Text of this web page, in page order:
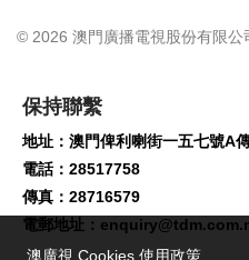
© 2026 澳門廣播電視股份有限公
保持聯繫
地址：澳門俾利喇街一五七號A
電話：28517758
傳真：28716579
電郵地址：
澳廣視 Cookies 使用政策